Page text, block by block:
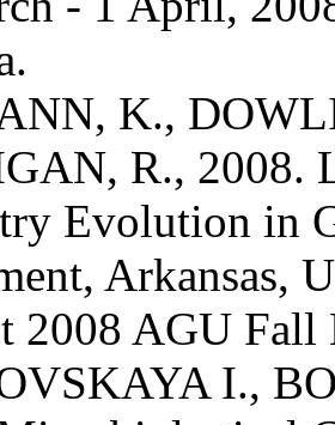
K.,
R., 2008.
Evolution in
Arkansas,
2008 AGU Fall
I.,